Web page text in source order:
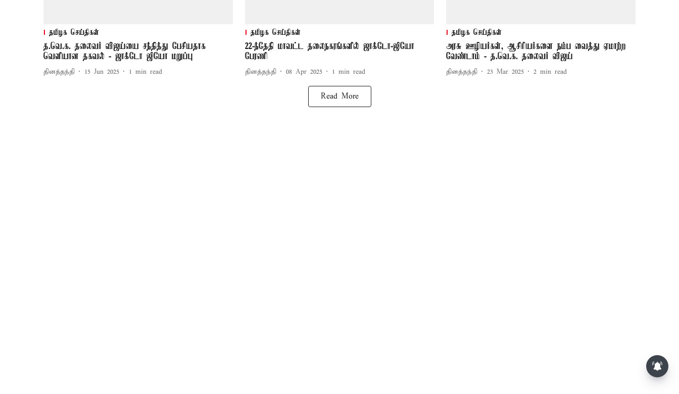
தமிழக செய்திகள்
த.வெ.க. தலைவர் விஜய்யை சந்தித்து பேசியதாக
வெளியான தகவல் - ஜாக்டோ ஜியோ மறுப்பு
தினத்தந்தி 15 Jun 2025 1 min read
தமிழக செய்திகள்
22-ந்தேதி மாவட்ட தலைநகரங்களில் ஜாக்டோ-ஜியோ
பேரணி
தினத்தந்தி 08 Apr 2025 1 min read
தமிழக செய்திகள்
அரசு ஊழியர்கள், ஆசிரியர்களை நம்ப வைத்து ஏமாற்ற
வேண்டாம் - த.வெ.க. தலைவர் விஜய்
தினத்தந்தி 23 Mar 2025 2 min read
Read More